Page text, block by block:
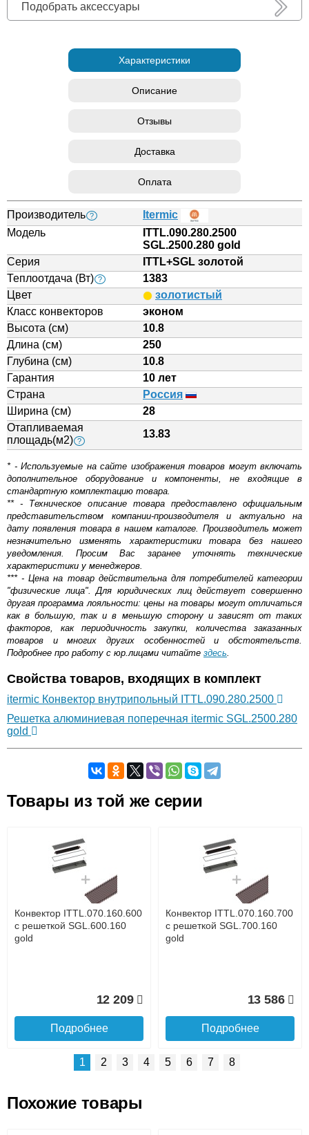
Подобрать аксессуары
Характеристики
Описание
Отзывы
Доставка
Оплата
Производитель ?
Itermic
Модель
ITTL.090.280.2500
SGL.2500.280 gold
Серия
ITTL+SGL золотой
Теплоотдача (Вт) ?
1383
Цвет
золотистый
Класс конвекторов
эконом
Высота (см)
10.8
Длина (см)
250
Глубина (см)
10.8
Гарантия
10 лет
Страна
Россия
Ширина (см)
28
Отапливаемая
площадь(м2) ?
13.83
* - Используемые на сайте изображения товаров могут включать
дополнительное оборудование и компоненты, не входящие в
стандартную комплектацию товара.
** - Техническое описание товара предоставлено официальным
представительством компании-производителя и актуально на
дату появления товара в нашем каталоге. Производитель может
незначительно изменять характеристики товара без нашего
уведомления. Просим Вас заранее уточнять технические
характеристики у менеджеров.
*** - Цена на товар действительна для потребителей категории
"физические лица". Для юридических лиц действует совершенно
другая программа лояльности: цены на товары могут отличаться
как в большую, так и в меньшую сторону и зависят от таких
факторов, как периодичность закупки, количества заказанных
товаров и многих других особенностей и обстоятельств.
Подробнее про работу с юр.лицами читайте здесь.
Свойства товаров, входящих в комплект
itermic Конвектор внутрипольный ITTL.090.280.2500
Решетка алюминиевая поперечная itermic SGL.2500.280
gold
Оставьте отзыв
Доставка сантехники по Москве и Московской области
Наличный расчёт
Банковской картой на сайте в режиме реального
времени
Банковской картой при получении товара как при
доставке, так и самовывозом
Интернет-деньгами (Yandex-деньги, Web-money,
Qiwi-кошельки и другие).
Безналичный расчёт (возможно и с НДС)
Товары из той же серии
Конвектор ITTL.070.160.600
с решеткой SGL.600.160
gold
12 209
Подробнее
Конвектор ITTL.070.160.700
с решеткой SGL.700.160
gold
13 586
Подробнее
1 2 3 4 5 6 7 8
Похожие товары